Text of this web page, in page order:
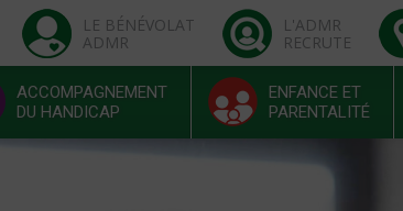
LE BÉNÉVOLAT
ADMR
L'ADMR
RECRUTE
ACCOMPAGNEMENT
DU HANDICAP
ENFANCE ET
PARENTALITÉ